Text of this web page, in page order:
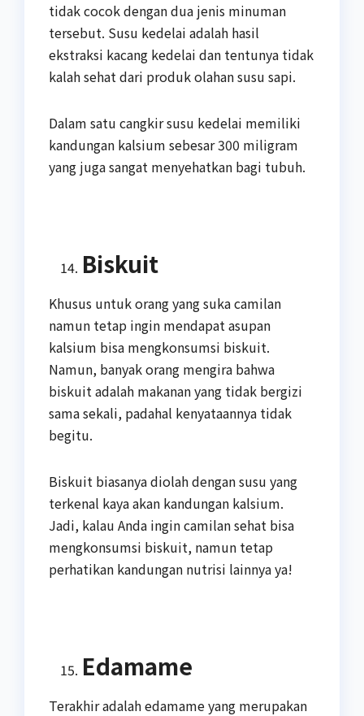
tidak cocok dengan dua jenis minuman
tersebut. Susu kedelai adalah hasil
ekstraksi kacang kedelai dan tentunya tidak
kalah sehat dari produk olahan susu sapi.
Dalam satu cangkir susu kedelai memiliki
kandungan kalsium sebesar 300 miligram
yang juga sangat menyehatkan bagi tubuh.
Biskuit
Khusus untuk orang yang suka camilan
namun tetap ingin mendapat asupan
kalsium bisa mengkonsumsi biskuit.
Namun, banyak orang mengira bahwa
biskuit adalah makanan yang tidak bergizi
sama sekali, padahal kenyataannya tidak
begitu.
Biskuit biasanya diolah dengan susu yang
terkenal kaya akan kandungan kalsium.
Jadi, kalau Anda ingin camilan sehat bisa
mengkonsumsi biskuit, namun tetap
perhatikan kandungan nutrisi lainnya ya!
Edamame
Terakhir adalah edamame yang merupakan